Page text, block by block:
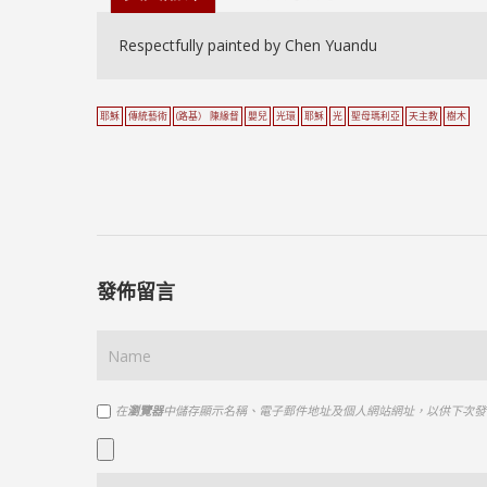
Respectfully painted by Chen Yuandu
耶穌 傳統藝術 (路基） 陳緣督 嬰兒 光環 耶穌 光 聖母瑪利亞 天主教 樹木
發佈留言
在瀏覽器中儲存顯示名稱、電子郵件地址及個人網站網址，以供下次